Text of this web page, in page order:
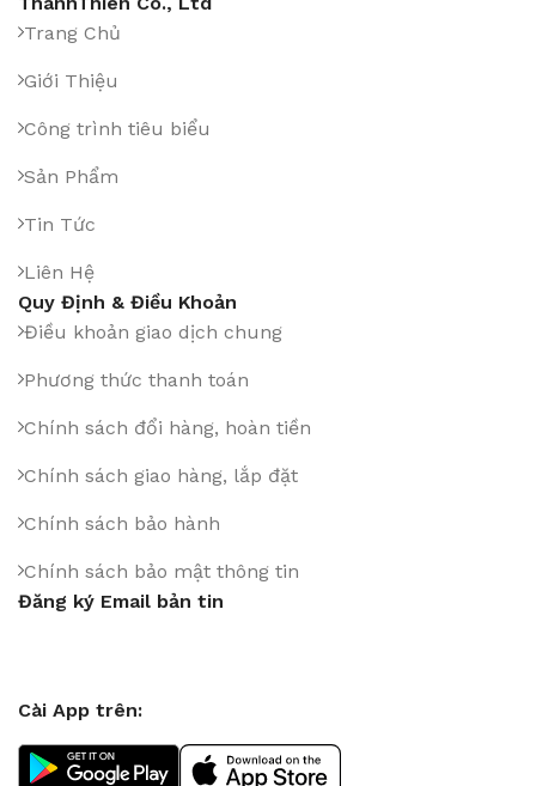
Trang Chủ
Giới Thiệu
Công trình tiêu biểu
Sản Phẩm
Tin Tức
Liên Hệ
Quy Định & Điều Khoản
Điều khoản giao dịch chung
Phương thức thanh toán
Chính sách đổi hàng, hoàn tiền
Chính sách giao hàng, lắp đặt
Chính sách bảo hành
Chính sách bảo mật thông tin
Đăng ký Email bản tin
Cài App trên: